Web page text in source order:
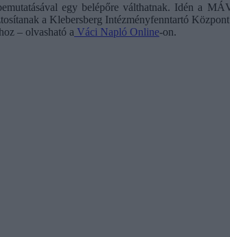
egy belépőre válthatnak. Idén a
a Klebersberg Intézményfenntartó
– olvasható a Váci Napló Online-on.